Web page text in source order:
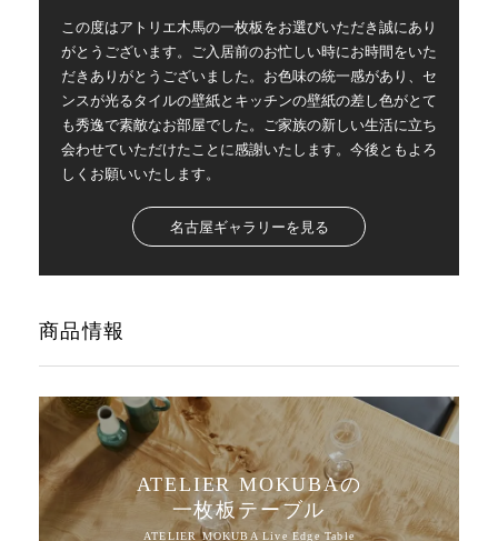
この度はアトリエ木馬の一枚板をお選びいただき誠にあり
がとうございます。ご入居前のお忙しい時にお時間をいた
だきありがとうございました。お色味の統一感があり、セ
ンスが光るタイルの壁紙とキッチンの壁紙の差し色がとて
も秀逸で素敵なお部屋でした。ご家族の新しい生活に立ち
会わせていただけたことに感謝いたします。今後ともよろ
しくお願いいたします。
名古屋ギャラリーを見る
商品情報
ATELIER MOKUBAの
一枚板テーブル